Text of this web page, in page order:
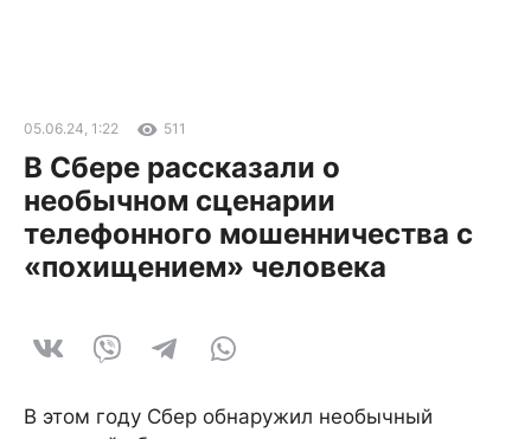
05.06.24, 1:22 511
В Сбере рассказали о
необычном сценарии
телефонного мошенничества с
«похищением» человека
В этом году Сбер обнаружил необычный